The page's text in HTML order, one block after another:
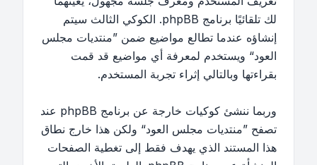
لك تلقائيًا برنامج phpBB. الكوكي الثالث سيتم
إنشاؤه عندما تطالع مواضيع ضمن ”منتديات مجلس
العود“ ويستخدم لمعرفة أي مواضيع قد قمت
بقراءتها وبالتالي إثراء تجربة المستخدم.
وربما ننشئ كوكيات خارجة عن برنامج phpBB عند
تصفح ”منتديات مجلس العود“ ولكن هذا خارج نطاق
هذا المستند الذي يهدف فقط إلى تغطية الصفحات